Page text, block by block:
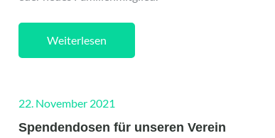
Weiterlesen
Posted
on
22. November 2021
Spendendosen für unseren Verein